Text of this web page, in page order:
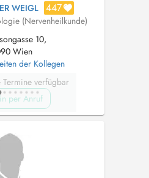
WEIGL 447
(Nervenheilkunde)
10,
Wien
der Kollegen
verfügbar
per Anruf